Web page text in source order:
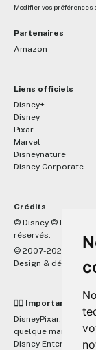
Modifier vos préférences
Partenaires
Amazon
Liens officiels
Disney+
Disney
Pixar
Marvel
Disneynature
Disney Corporate
Crédits
© Disney © Disney/
réservés.
© 2007-2026
Design &
☝🏼 Important
DisneyPixar.fr est
quelque manière
Disney Enterprises,